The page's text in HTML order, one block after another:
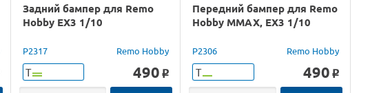
Задний бампер для Remo
Hobby EX3 1/10
P2317 Remo Hobby
Т 490 o
Передний бампер для Remo
Hobby MMAX, EX3 1/10
P2306 Remo Hobby
Т 490 o